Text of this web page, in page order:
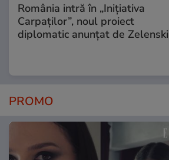
România intră în „Inițiativa
Carpaților”, noul proiect
diplomatic anunțat de Zelenski
PROMO